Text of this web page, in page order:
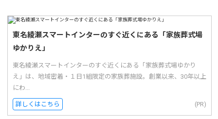
東名綾瀬スマートインターのすぐ近くにある「家族葬式場
ゆかりえ」
東名綾瀬スマートインターのすぐ近くにある「家族葬式場ゆかり
え」は、地域密着・１日1組限定の家族葬施設。創業以来、30年以上
にわ...
詳しくはこちら (PR)